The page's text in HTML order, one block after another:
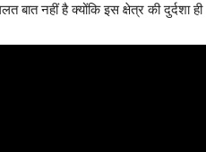
बात नहीं है क्योंकि इस क्षेत्र की दुर्दशा